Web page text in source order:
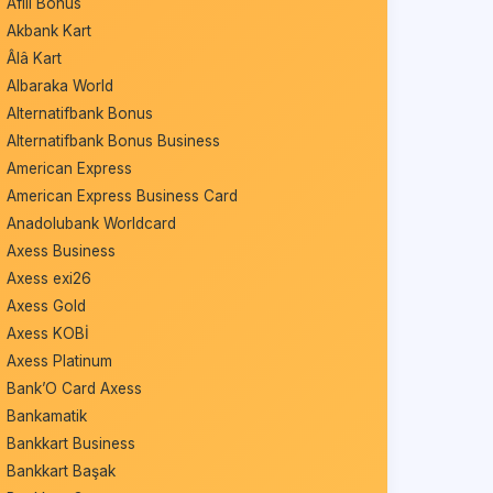
Afili Bonus
Akbank Kart
Âlâ Kart
Albaraka World
Alternatifbank Bonus
Alternatifbank Bonus Business
American Express
American Express Business Card
Anadolubank Worldcard
Axess Business
Axess exi26
Axess Gold
Axess KOBİ
Axess Platinum
Bank’O Card Axess
Bankamatik
Bankkart Business
Bankkart Başak